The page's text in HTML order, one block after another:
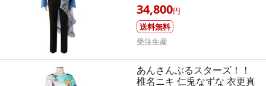
34,800円
送料無料
受注生産
あんさんぶるスターズ！！
椎名ニキ 仁兎なずな 衣更真